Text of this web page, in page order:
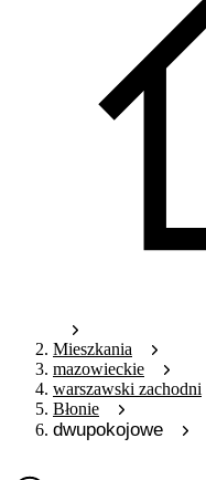
Mieszkania
mazowieckie
warszawski zachodni
Błonie
dwupokojowe